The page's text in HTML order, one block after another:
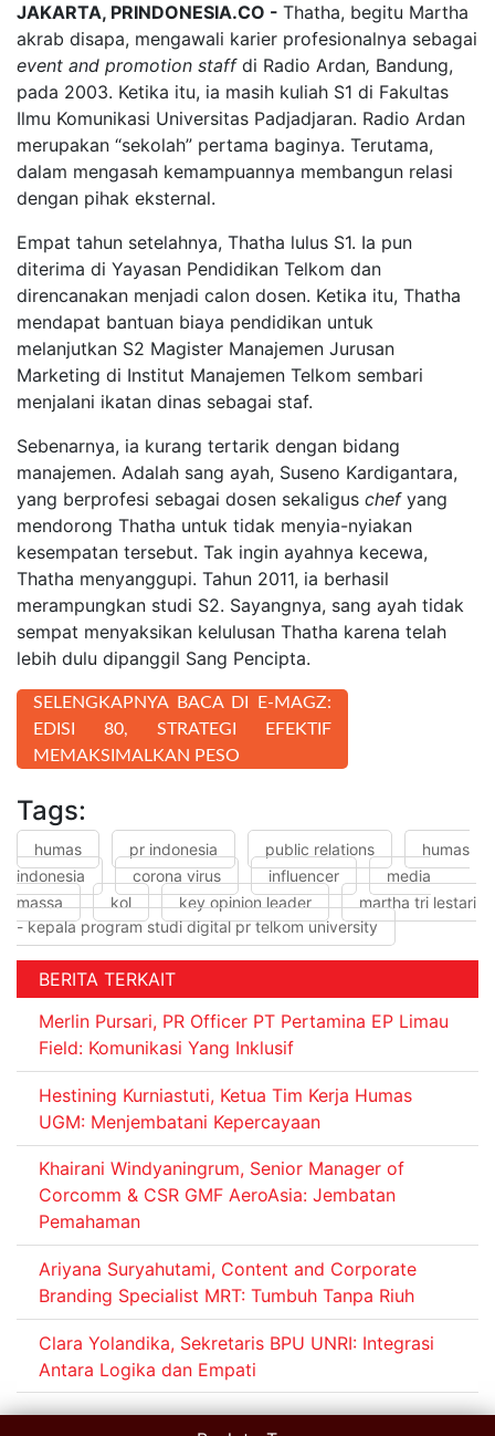
JAKARTA, PRINDONESIA.CO - Thatha, begitu Martha
akrab disapa, mengawali karier profesionalnya sebagai
event and promotion staffdi Radio Ardan, Bandung,
pada 2003. Ketika itu, ia masih kuliah S1 di Fakultas
Ilmu Komunikasi Universitas Padjadjaran. Radio Ardan
merupakan “sekolah” pertama baginya. Terutama,
dalam mengasah kemampuannya membangun relasi
dengan pihak eksternal.
Empat tahun setelahnya, Thatha lulus S1. Ia pun
diterima di Yayasan Pendidikan Telkom dan
direncanakan menjadi calon dosen. Ketika itu, Thatha
mendapat bantuan biaya pendidikan untuk
melanjutkan S2 Magister Manajemen Jurusan
Marketing di Institut Manajemen Telkom sembari
menjalani ikatan dinas sebagai staf.
Sebenarnya, ia kurang tertarik dengan bidang
manajemen. Adalah sang ayah, Suseno Kardigantara,
yang berprofesi sebagai dosen sekaligus chef yang
mendorong Thatha untuk tidak menyia-nyiakan
kesempatan tersebut. Tak ingin ayahnya kecewa,
Thatha menyanggupi. Tahun 2011, ia berhasil
merampungkan studi S2. Sayangnya, sang ayah tidak
sempat menyaksikan kelulusan Thatha karena telah
lebih dulu dipanggil Sang Pencipta.
SELENGKAPNYA BACA DI E-MAGZ:
EDISI 80, STRATEGI EFEKTIF
MEMAKSIMALKAN PESO
Tags:
humas pr indonesia public relations
humas
indonesia
corona virus influencer
media
massa
kol key opinion leader
martha tri lestari
- kepala program studi digital pr telkom university
BERITA TERKAIT
Merlin Pursari, PR Officer PT Pertamina EP Limau
Field: Komunikasi Yang Inklusif
Hestining Kurniastuti, Ketua Tim Kerja Humas
UGM: Menjembatani Kepercayaan
Khairani Windyaningrum, Senior Manager of
Corcomm & CSR GMF AeroAsia: Jembatan
Pemahaman
Ariyana Suryahutami, Content and Corporate
Branding Specialist MRT: Tumbuh Tanpa Riuh
Clara Yolandika, Sekretaris BPU UNRI: Integrasi
Antara Logika dan Empati